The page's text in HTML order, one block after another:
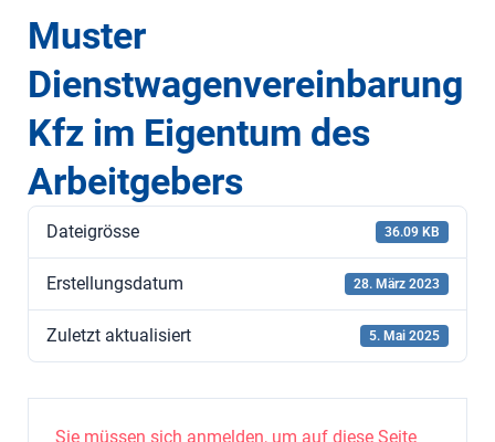
Muster
Dienstwagenvereinbarung
Kfz im Eigentum des
Arbeitgebers
Dateigrösse 36.09 KB
Erstellungsdatum 28. März 2023
Zuletzt aktualisiert 5. Mai 2025
Sie müssen sich anmelden, um auf diese Seite